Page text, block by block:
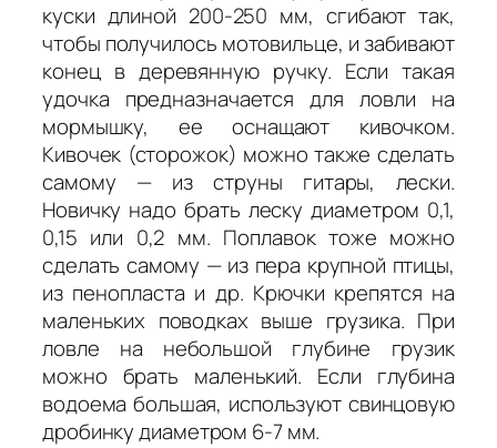
куски длиной 200-250 мм, сгибают так,
чтобы получилось мотовильце, и забивают
конец в деревянную ручку. Если такая
удочка предназначается для ловли на
мормышку, ее оснащают кивочком.
Кивочек (сторожок) можно также сделать
самому — из струны гитары, лески.
Новичку надо брать леску диаметром 0,1,
0,15 или 0,2 мм. Поплавок тоже можно
сделать самому — из пера крупной птицы,
из пенопласта и др. Крючки крепятся на
маленьких поводках выше грузика. При
ловле на небольшой глубине грузик
можно брать маленький. Если глубина
водоема большая, используют свинцовую
дробинку диаметром 6-7 мм.